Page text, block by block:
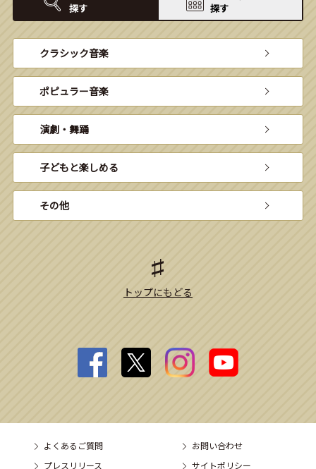
探す
探す
クラシック音楽
ポピュラー音楽
演劇・舞踊
子どもと楽しめる
その他
トップにもどる
よくあるご質問
お問い合わせ
プレスリリース
サイトポリシー